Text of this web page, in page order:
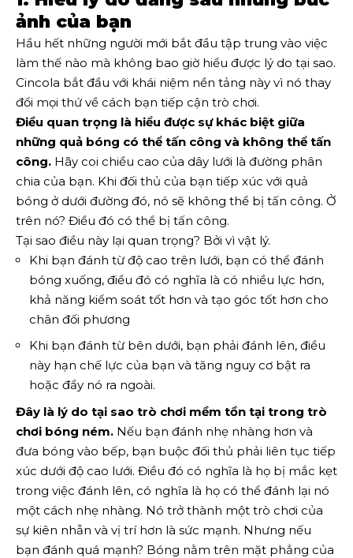
ảnh của bạn
Hầu hết những người mới bắt đầu tập trung vào việc
làm thế nào mà không bao giờ hiểu được lý do tại sao.
Cincola bắt đầu với khái niệm nền tảng này vì nó thay
đổi mọi thứ về cách bạn tiếp cận trò chơi.
Điều quan trọng là hiểu được sự khác biệt giữa
những quả bóng có thể tấn công và không thể tấn
công. Hãy coi chiều cao của dây lưới là đường phân
chia của bạn. Khi đối thủ của bạn tiếp xúc với quả
bóng ở dưới đường đó, nó sẽ không thể bị tấn công. Ở
trên nó? Điều đó có thể bị tấn công.
Tại sao điều này lại quan trọng? Bởi vì vật lý.
Khi bạn đánh từ độ cao trên lưới, bạn có thể đánh
bóng xuống, điều đó có nghĩa là có nhiều lực hơn,
khả năng kiểm soát tốt hơn và tạo góc tốt hơn cho
chân đối phương
Khi bạn đánh từ bên dưới, bạn phải đánh lên, điều
này hạn chế lực của bạn và tăng nguy cơ bật ra
hoặc đẩy nó ra ngoài.
Đây là lý do tại sao trò chơi mềm tồn tại trong trò
chơi bóng ném. Nếu bạn đánh nhẹ nhàng hơn và
đưa bóng vào bếp, bạn buộc đối thủ phải liên tục tiếp
xúc dưới độ cao lưới. Điều đó có nghĩa là họ bị mắc kẹt
trong việc đánh lên, có nghĩa là họ có thể đánh lại nó
một cách nhẹ nhàng. Nó trở thành một trò chơi của
sự kiên nhẫn và vị trí hơn là sức mạnh. Nhưng nếu
bạn đánh quá mạnh? Bóng nằm trên mặt phẳng của